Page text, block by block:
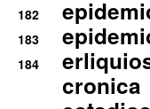
182
183
184
cronica